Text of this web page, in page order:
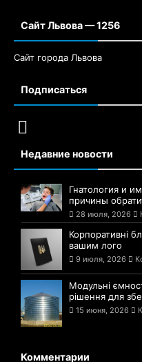
Сайт Львова — 1256
Сайт города Львова
Подписаться
Недавние новости
Гнатология и
причины
28 июля, 2026
Корпоративні
вашим лого
9 июля, 2026
Модульні
рішення для
15 июня, 2026
Комментарии